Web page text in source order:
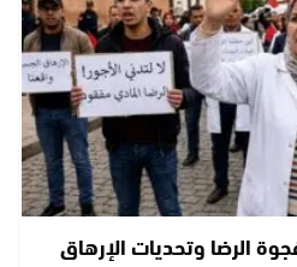
الرضا وتحديات الإرهاق